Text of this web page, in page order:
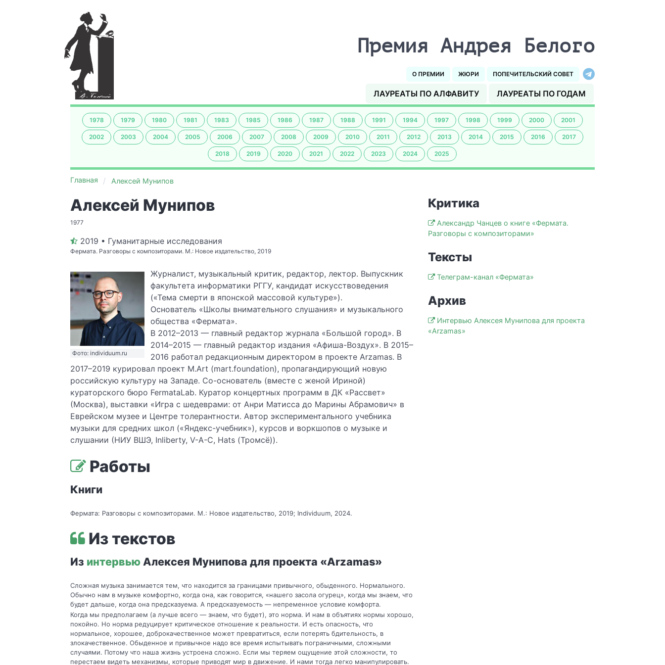
Премия Андрея Белого
О ПРЕМИИ ЖЮРИ ПОПЕЧИТЕЛЬСКИЙ СОВЕТ
ЛАУРЕАТЫ ПО АЛФАВИТУ ЛАУРЕАТЫ ПО ГОДАМ
1978 1979 1980 1981 1983 1985 1986 1987 1988 1991 1994 1997 1998 1999 2000 2001
2002 2003 2004 2005 2006 2007 2008 2009 2010 2011 2012 2013 2014 2015 2016 2017
2018 2019 2020 2021 2022 2023 2024 2025
Главная Алексей Мунипов
Алексей Мунипов
1977
2019 • Гуманитарные исследования
Фермата. Разговоры с композиторами. М.: Новое издательство, 2019
Фото: individuum.ru
Журналист, музыкальный критик, редактор, лектор. Выпускник
факультета информатики РГГУ, кандидат искусствоведения
(«Тема смерти в японской массовой культуре»).
Основатель «Школы внимательного слушания» и музыкального
общества «Фермата».
В 2012–2013 — главный редактор журнала «Большой город». В
2014–2015 — главный редактор издания «Афиша-Воздух». В 2015–
2016 работал редакционным директором в проекте Arzamas. В
2017–2019 курировал проект M.Art (mart.foundation), пропагандирующий новую
российскую культуру на Западе. Со-основатель (вместе с женой Ириной)
кураторского бюро FermataLab. Куратор концертных программ в ДК «Рассвет»
(Москва), выставки «Игра с шедеврами: от Анри Матисса до Марины Абрамович» в
Еврейском музее и Центре толерантности. Автор экспериментального учебника
музыки для средних школ («Яндекс-учебник»), курсов и воркшопов о музыке и
слушании (НИУ ВШЭ, Inliberty, V-A-C, Hats (Тромсё)).
Работы
Книги
Фермата: Разговоры с композиторами. М.: Новое издательство, 2019; Individuum, 2024.
Из текстов
Из интервьюАлексея Мунипова для проекта «Arzamas»
Сложная музыка занимается тем, что находится за границами привычного, обыденного. Нормального.
Обычно нам в музыке комфортно, когда она, как говорится, «нашего засола огурец», когда мы знаем, что
будет дальше, когда она предсказуема. А предсказуемость — непременное условие комфорта.
Когда мы предполагаем (а лучше всего — знаем, что будет), это норма. И нам в объятиях нормы хорошо,
покойно. Но норма редуцирует критическое отно­шение к реальности. И есть опасность, что
нормальное, хорошее, доброкачест­вен­ное может превратиться, если потерять бдительность, в
злокачественное. Обыденное и привычное надо все время испытывать пограничными, слож­ными
случаями. Потому что наша жизнь устроена сложно. Если мы теряем ощущение этой сложности, то
перестаем видеть механизмы, которые приводят мир в движение. И нами тогда легко манипулировать.
Критика
Александр Чанцев о книге «Фермата.
Разговоры с композиторами»
Тексты
Телеграм-канал «Фермата»
Архив
Интервью Алексея Мунипова для проекта
«Arzamas»